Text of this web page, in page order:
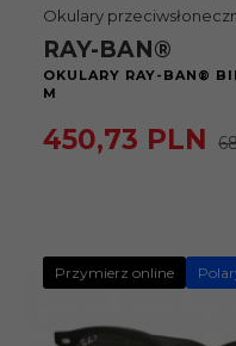
Okulary
RAY-BAN®
OKULARY RAY-BAN®
M
450,73 PLN
Przymierz online